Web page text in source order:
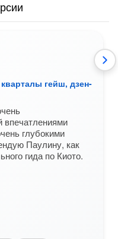
гейш, дзен-
впечатлениями
глубокими
Паулину, как
гида по Киото.